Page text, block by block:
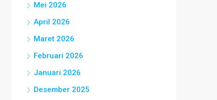
Mei 2026
April 2026
Maret 2026
Februari 2026
Januari 2026
Desember 2025